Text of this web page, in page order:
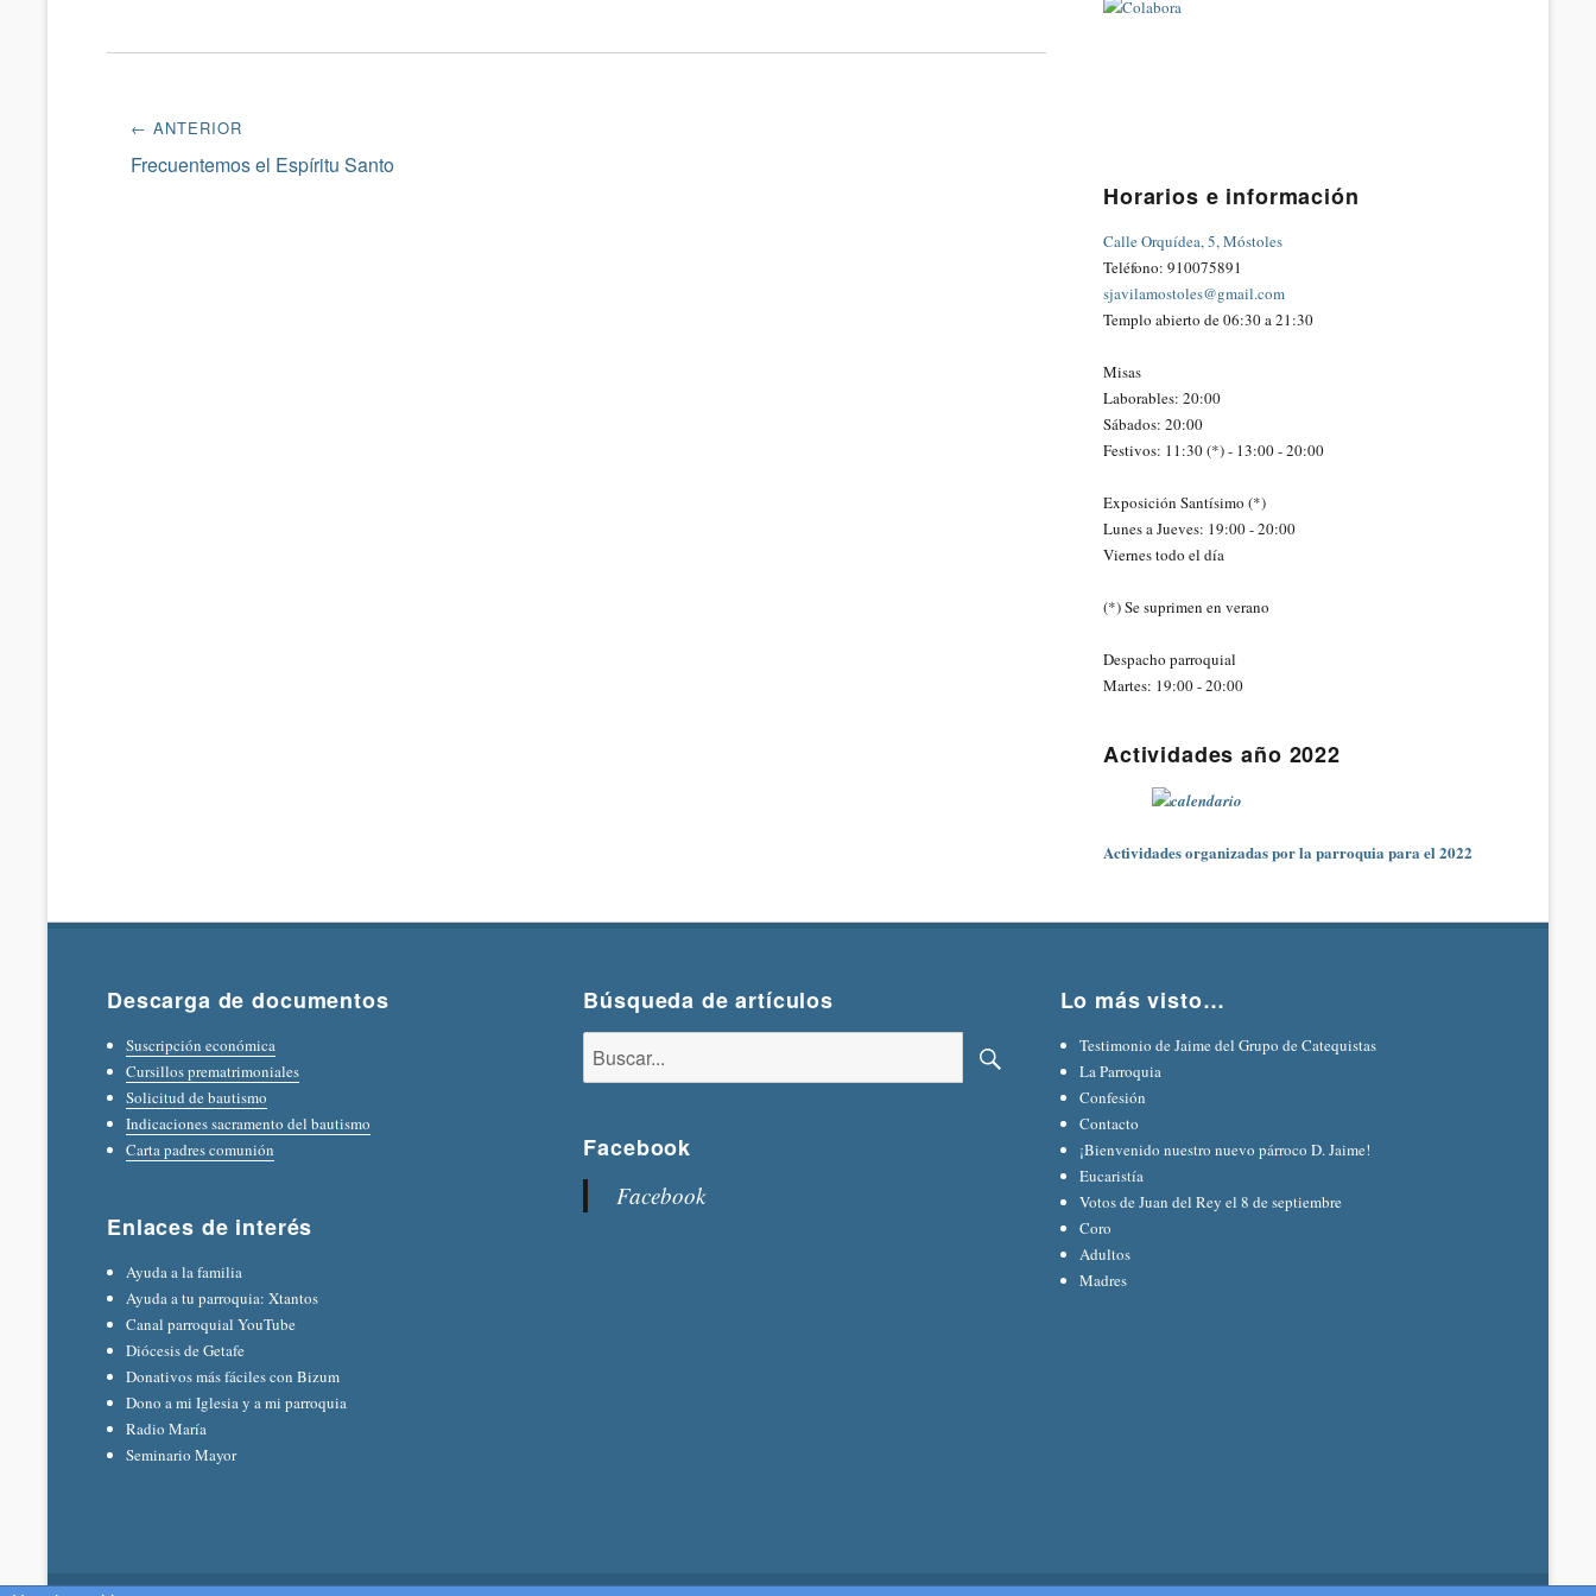
Navegación
de
← ANTERIOR
Entrada
Frecuentemos el Espíritu Santo
Horarios e información
Calle Orquídea, 5, Móstoles
Teléfono: 910075891
sjavilamostoles@gmail.com
Templo abierto de 06:30 a 21:30
Misas
Laborables: 20:00
Sábados: 20:00
Festivos: 11:30 (*) - 13:00 - 20:00
Exposición Santísimo (*)
Lunes a Jueves: 19:00 - 20:00
Viernes todo el día
(*) Se suprimen en verano
Despacho parroquial
Martes: 19:00 - 20:00
Actividades año 2022
Actividades organizadas por la parroquia para el 2022
Descarga de documentos
Suscripción económica
Cursillos prematrimoniales
Solicitud de bautismo
Indicaciones sacramento del bautismo
Carta padres comunión
Enlaces de interés
Ayuda a la familia
Ayuda a tu parroquia: Xtantos
Canal parroquial YouTube
Diócesis de Getafe
Donativos más fáciles con Bizum
Dono a mi Iglesia y a mi parroquia
Radio María
Seminario Mayor
Búsqueda de artículos
Facebook
Facebook
Lo más visto…
Testimonio de Jaime del Grupo de Catequistas
La Parroquia
Confesión
Contacto
¡Bienvenido nuestro nuevo párroco D. Jaime!
Eucaristía
Votos de Juan del Rey el 8 de septiembre
Coro
Adultos
Madres